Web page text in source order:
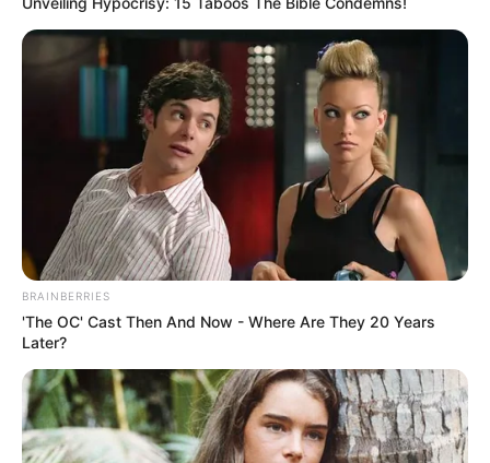
Sukma
Dia Bukan Ibu Darah Nyai
BRAINBERRIES
'The OC' Cast Then And Now - Where Are They 20 Years
Later?